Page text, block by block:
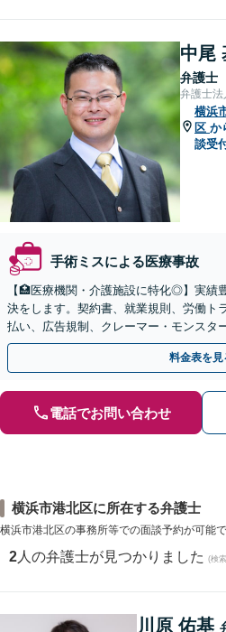
中尾
弁護士
弁護士法
横浜
区 か
談受
手術ミスによる医療事故
【🏥医療機関・介護施設に特化◎】実績
決をします。契約書、就業規則、労働ト
払い、広告規制、クレーマー・モンスタ
事故などに対応【顧問契約あり】
料金表を見
電話でお問い合わせ
横浜市港北区に所在する弁護士
横浜市港北区の事務所等での面談予約が可能で
2 人の弁護士が見つかりました (検
川原 佑基